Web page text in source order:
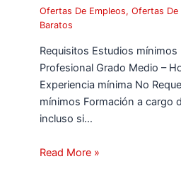
Ofertas De Empleos,Ofertas De
Baratos
Requisitos Estudios mínimos
Profesional Grado Medio –
Experiencia mínima No
mínimos Formación a cargo
incluso si…
Read More »